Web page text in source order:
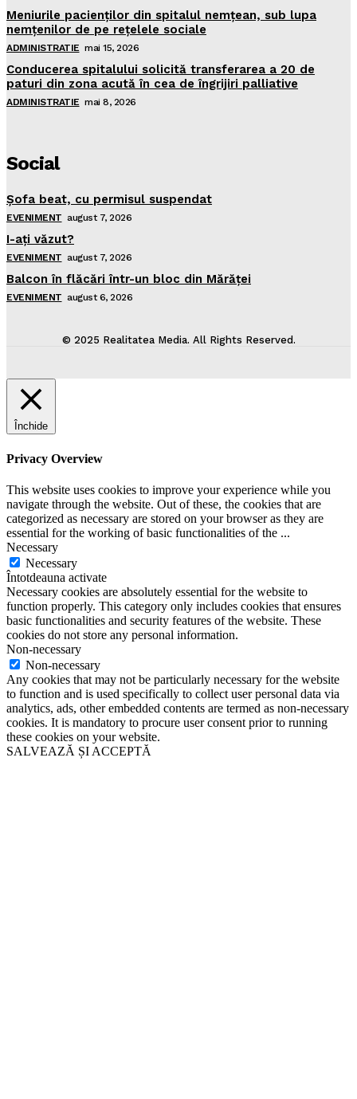
Meniurile pacienţilor din spitalul nemţean, sub lupa
nemţenilor de pe reţelele sociale
ADMINISTRATIE mai 15, 2026
Conducerea spitalului solicită transferarea a 20 de
paturi din zona acută în cea de îngrijiri palliative
ADMINISTRATIE mai 8, 2026
Social
Şofa beat, cu permisul suspendat
EVENIMENT august 7, 2026
I-aţi văzut?
EVENIMENT august 7, 2026
Balcon în flăcări într-un bloc din Mărăţei
EVENIMENT august 6, 2026
© 2025 Realitatea Media. All Rights Reserved.
Închide
Privacy Overview
This website uses cookies to improve your experience while you
navigate through the website. Out of these, the cookies that are
categorized as necessary are stored on your browser as they are
essential for the working of basic functionalities of the ...
Necessary
Necessary
Întotdeauna activate
Necessary cookies are absolutely essential for the website to
function properly. This category only includes cookies that ensures
basic functionalities and security features of the website. These
cookies do not store any personal information.
Non-necessary
Non-necessary
Any cookies that may not be particularly necessary for the website
to function and is used specifically to collect user personal data via
analytics, ads, other embedded contents are termed as non-necessary
cookies. It is mandatory to procure user consent prior to running
these cookies on your website.
SALVEAZĂ ȘI ACCEPTĂ